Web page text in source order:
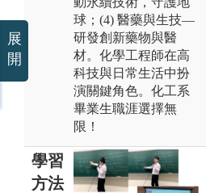
球；(4) 醫藥與生技—
研發創新藥物與醫
材。化學工程師在高
科技與日常生活中扮
演關鍵角色。化工系
畢業生職涯選擇無
限！
學習
方法
展
開